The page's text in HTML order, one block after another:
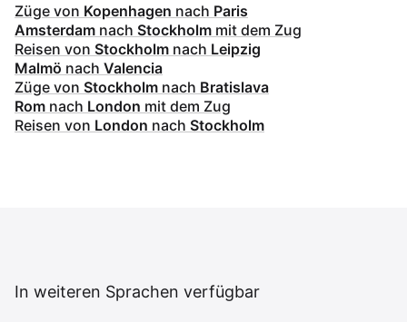
Züge von Kopenhagen nach Paris
Amsterdam nach Stockholm mit dem Zug
Reisen von Stockholm nach Leipzig
Malmö nach Valencia
Züge von Stockholm nach Bratislava
Rom nach London mit dem Zug
Reisen von London nach Stockholm
In weiteren Sprachen verfügbar